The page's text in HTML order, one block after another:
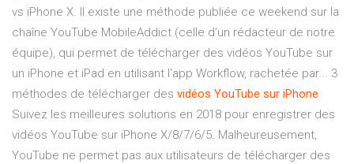
vs iPhone X. Il existe une méthode publiée ce weekend sur la
chaîne YouTube MobileAddict (celle d'un rédacteur de notre
équipe), qui permet de télécharger des vidéos YouTube sur
un iPhone et iPad en utilisant l'app Workflow, rachetée par... 3
méthodes de télécharger des vidéos YouTube sur iPhone
Suivez les meilleures solutions en 2018 pour enregistrer des
vidéos YouTube sur iPhone X/8/7/6/5. Malheureusement,
YouTube ne permet pas aux utilisateurs de télécharger des